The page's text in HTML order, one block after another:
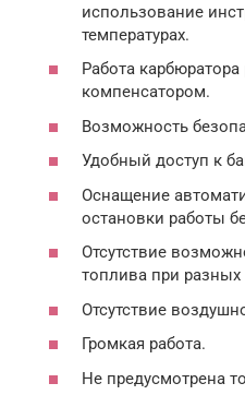
использование
температурах.
Работа карбюратора
компенсатором.
Возможность
Удобный доступ к
Оснащение
остановки работы
Отсутствие
топлива при
Отсутствие
Громкая работа.
Не предусмотрена